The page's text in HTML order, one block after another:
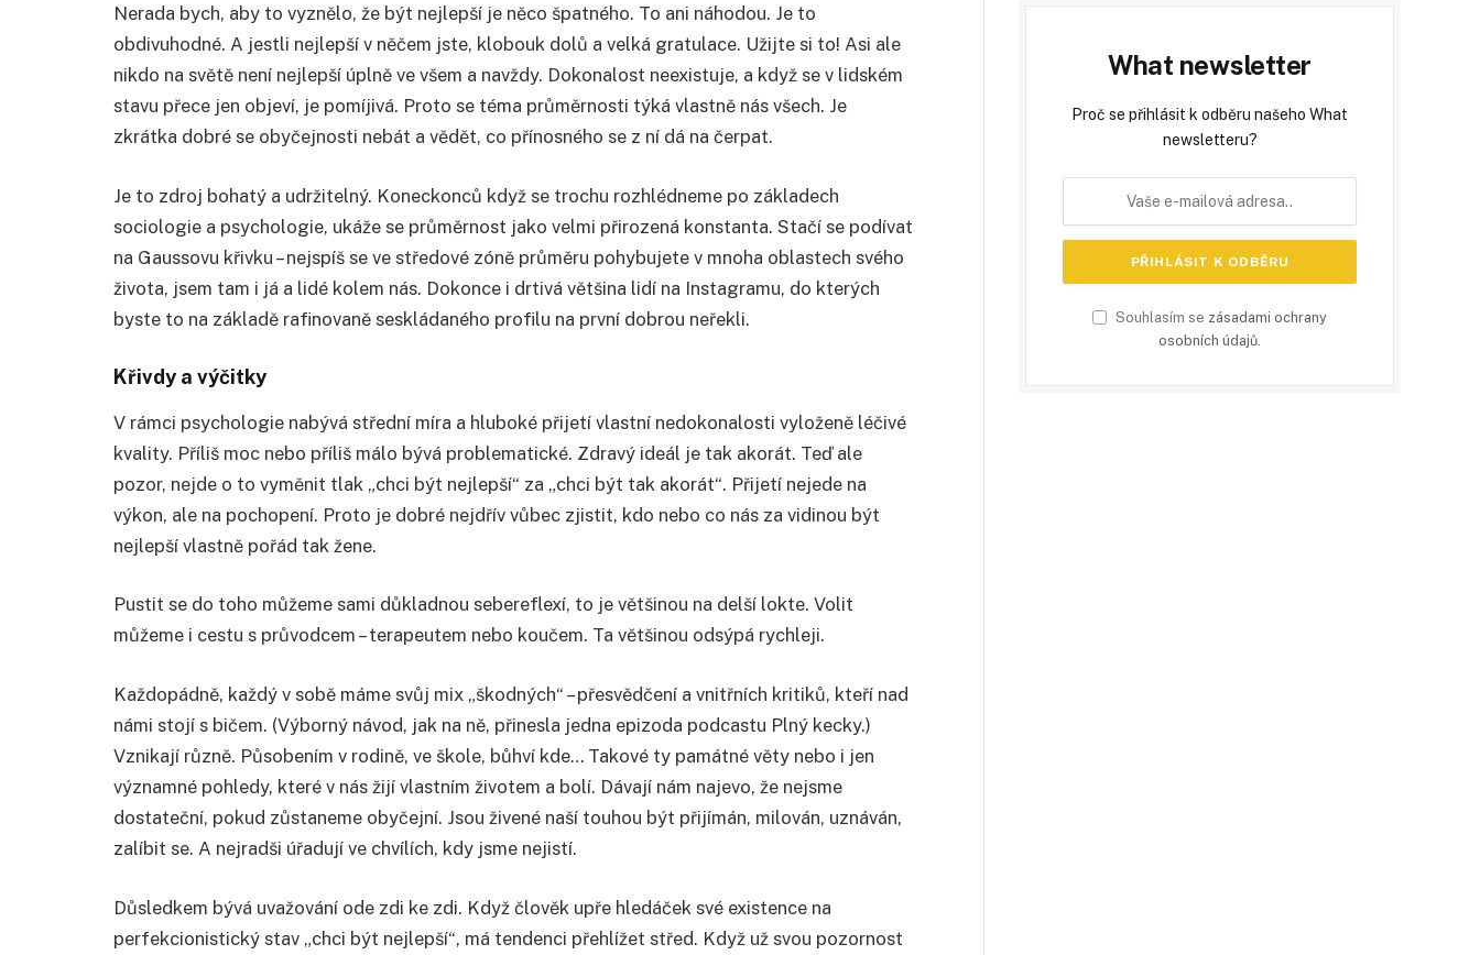
Nerada bych, aby to vyznělo, že být nejlepší je něco špatného. To ani náhodou. Je to
obdivuhodné. A jestli nejlepší v něčem jste, klobouk dolů a velká gratulace. Užijte si to! Asi ale
nikdo na světě není nejlepší úplně ve všem a navždy. Dokonalost neexistuje, a když se v lidském
stavu přece jen objeví, je pomíjivá. Proto se téma průměrnosti týká vlastně nás všech. Je
zkrátka dobré se obyčejnosti nebát a vědět, co přínosného se z ní dá na čerpat.
Je to zdroj bohatý a udržitelný. Koneckonců když se trochu rozhlédneme po základech
sociologie a psychologie, ukáže se průměrnost jako velmi přirozená konstanta. Stačí se podívat
na Gaussovu křivku – nejspíš se ve středové zóně průměru pohybujete v mnoha oblastech svého
života, jsem tam i já a lidé kolem nás. Dokonce i drtivá většina lidí na Instagramu, do kterých
byste to na základě rafinovaně seskládaného profilu na první dobrou neřekli.
Křivdy a výčitky
V rámci psychologie nabývá střední míra a hluboké přijetí vlastní nedokonalosti vyloženě léčivé
kvality. Příliš moc nebo příliš málo bývá problematické. Zdravý ideál je tak akorát. Teď ale
pozor, nejde o to vyměnit tlak „chci být nejlepší“ za „chci být tak akorát“. Přijetí nejede na
výkon, ale na pochopení. Proto je dobré nejdřív vůbec zjistit, kdo nebo co nás za vidinou být
nejlepší vlastně pořád tak žene.
Pustit se do toho můžeme sami důkladnou sebereflexí, to je většinou na delší lokte. Volit
můžeme i cestu s průvodcem – terapeutem nebo koučem. Ta většinou odsýpá rychleji.
Každopádně, každý v sobě máme svůj mix „škodných“ – přesvědčení a vnitřních kritiků, kteří nad
námi stojí s bičem. (Výborný návod, jak na ně, přinesla jedna epizoda podcastu Plný kecky.)
Vznikají různě. Působením v rodině, ve škole, bůhví kde… Takové ty památné věty nebo i jen
významné pohledy, které v nás žijí vlastním životem a bolí. Dávají nám najevo, že nejsme
dostateční, pokud zůstaneme obyčejní. Jsou živené naší touhou být přijímán, milován, uznáván,
zalíbit se. A nejradši úřadují ve chvílích, kdy jsme nejistí.
Důsledkem bývá uvažování ode zdi ke zdi. Když člověk upře hledáček své existence na
perfekcionistický stav „chci být nejlepší“, má tendenci přehlížet střed. Když už svou pozornost
What newsletter
Proč se přihlásit k odběru našeho What
newsletteru?
Souhlasím se zásadami ochrany
osobních údajů